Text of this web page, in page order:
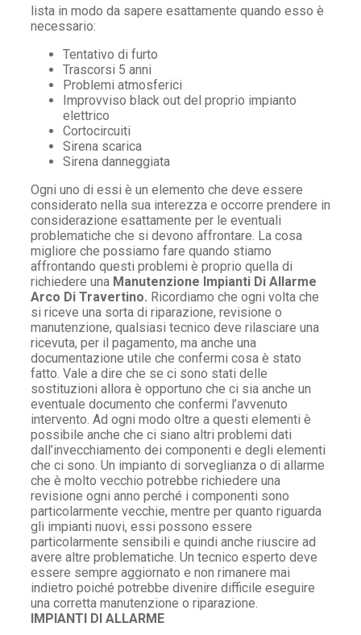
lista in modo da sapere esattamente quando esso è
necessario:
Tentativo di furto
Trascorsi 5 anni
Problemi atmosferici
Improvviso black out del proprio impianto
elettrico
Cortocircuiti
Sirena scarica
Sirena danneggiata
Ogni uno di essi è un elemento che deve essere
considerato nella sua interezza e occorre prendere in
considerazione esattamente per le eventuali
problematiche che si devono affrontare. La cosa
migliore che possiamo fare quando stiamo
affrontando questi problemi è proprio quella di
richiedere una Manutenzione Impianti Di Allarme
Arco Di Travertino. Ricordiamo che ogni volta che
si riceve una sorta di riparazione, revisione o
manutenzione, qualsiasi tecnico deve rilasciare una
ricevuta, per il pagamento, ma anche una
documentazione utile che confermi cosa è stato
fatto. Vale a dire che se ci sono stati delle
sostituzioni allora è opportuno che ci sia anche un
eventuale documento che confermi l’avvenuto
intervento. Ad ogni modo oltre a questi elementi è
possibile anche che ci siano altri problemi dati
dall’invecchiamento dei componenti e degli elementi
che ci sono. Un impianto di sorveglianza o di allarme
che è molto vecchio potrebbe richiedere una
revisione ogni anno perché i componenti sono
particolarmente vecchie, mentre per quanto riguarda
gli impianti nuovi, essi possono essere
particolarmente sensibili e quindi anche riuscire ad
avere altre problematiche. Un tecnico esperto deve
essere sempre aggiornato e non rimanere mai
indietro poiché potrebbe divenire difficile eseguire
una corretta manutenzione o riparazione.
IMPIANTI DI ALLARME